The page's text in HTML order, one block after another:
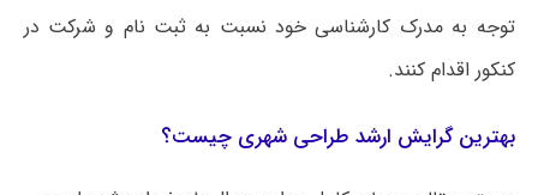
توجه به مدرک کارشناسی خود نسبت به ثبت نام و شرکت در
کنکور اقدام کنند.
بهترین گرایش ارشد طراحی شهری چیست؟